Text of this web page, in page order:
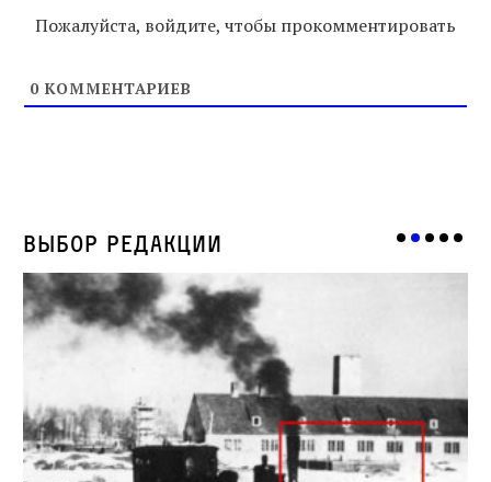
Пожалуйста, войдите, чтобы прокомментировать
0 КОММЕНТАРИЕВ
Выбор редакции